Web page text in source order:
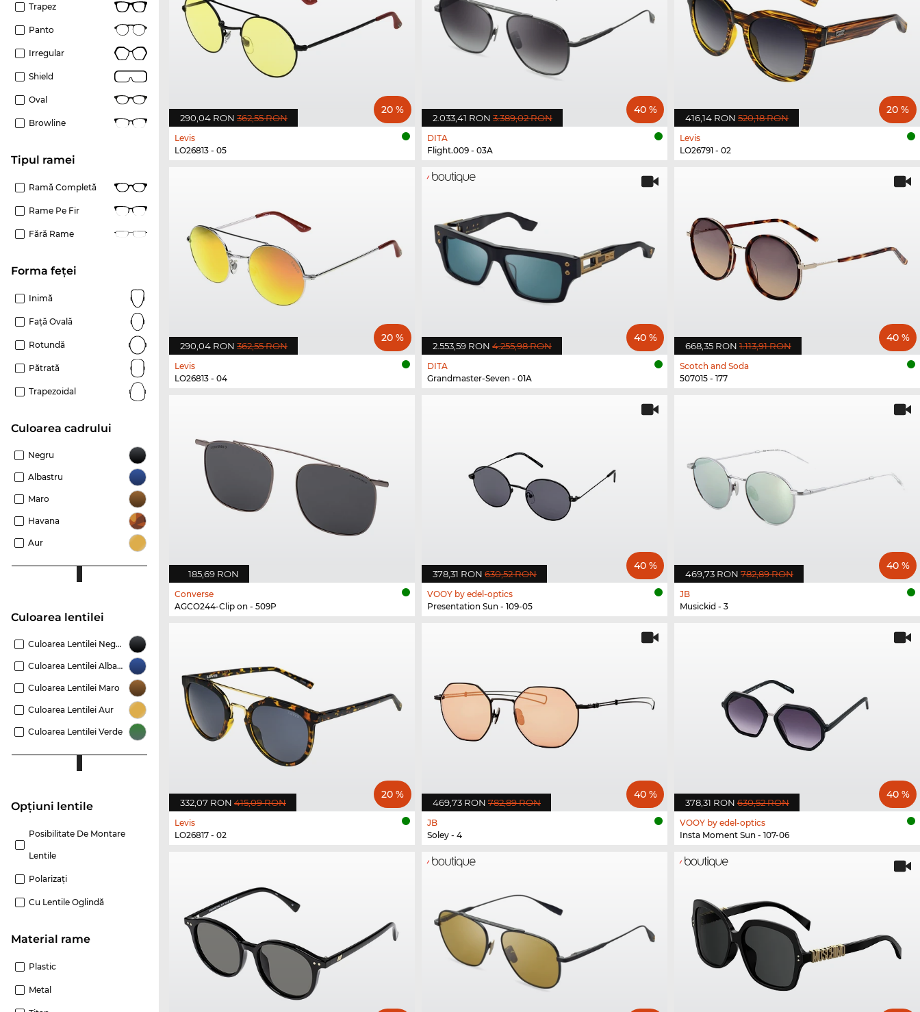
Trapez
Panto
Irregular
Shield
Oval
Browline
Tipul ramei
Ramă Completă
Rame Pe Fir
Fără Rame
Forma feței
Inimă
Față Ovală
Rotundă
Pătrată
Trapezoidal
Culoarea cadrului
Negru
Albastru
Maro
Havana
Aur
Culoarea lentilei
Culoarea Lentilei Negru
Culoarea Lentilei Albastru
Culoarea Lentilei Maro
Culoarea Lentilei Aur
Culoarea Lentilei Verde
Opțiuni lentile
Posibilitate De Montare
Lentile
Polarizaţi
Cu Lentile Oglindă
Material rame
Plastic
Metal
290,04 RON 362,55 RON
20 %
Levis
LO26813 - 05
2.033,41 RON 3.389,02 RON
40 %
DITA
Flight.009 - 03A
416,14 RON 520,18 RON
20 %
Levis
LO26791 - 02
290,04 RON 362,55 RON
20 %
Levis
LO26813 - 04
2.553,59 RON 4.255,98 RON
40 %
DITA
Grandmaster-Seven - 01A
668,35 RON 1.113,91 RON
40 %
Scotch and Soda
507015 - 177
185,69 RON
Converse
AGCO244-Clip on - 509P
378,31 RON 630,52 RON
40 %
VOOY by edel-optics
Presentation Sun - 109-05
469,73 RON 782,89 RON
40 %
JB
Musickid - 3
332,07 RON 415,09 RON
20 %
Levis
LO26817 - 02
469,73 RON 782,89 RON
40 %
JB
Soley - 4
378,31 RON 630,52 RON
40 %
VOOY by edel-optics
Insta Moment Sun - 107-06